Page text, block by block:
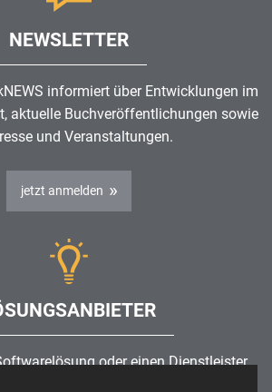
NEWSLETTER
informiert über Entwicklungen im
, aktuelle Buchveröffentlichungen sowie
und Veranstaltungen.
jetzt anmelden
oder einen Dienstleister